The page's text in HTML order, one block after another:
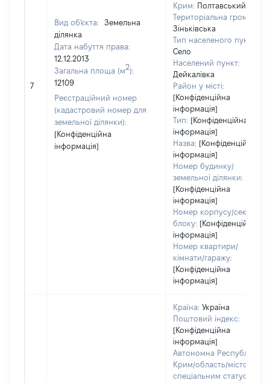
7
Вид об'єкта:
Земельна
ділянка
Дата набуття права:
12.12.2013
Загальна площа (м2):
12109
Реєстраційний номер
(кадастровий номер для
земельної ділянки):
[Конфіденційна
інформація]
Крим: Полтавський
Територіальна громада:
Зіньківська
Тип населеного пункту:
Село
Населений пункт:
Дейкалівка
Район у місті:
[Конфіденційна
інформація]
Тип: [Конфіденційна
інформація]
Назва: [Конфіденційна
інформація]
Номер будинку/
земельної ділянки:
[Конфіденційна
інформація]
Номер корпусу/секції/
блоку: [Конфіденційна
інформація]
Номер квартири/
кімнати/гаражу:
[Конфіденційна
інформація]
Країна: Україна
Поштовий індекс:
[Конфіденційна
інформація]
Автономна Республіка
Крим/область/місто зі
спеціальним статусом: